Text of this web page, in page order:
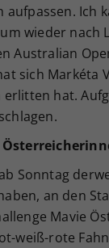
Ich
wieder nach
Australian
sich
hat.
Sonntag
an den
Mavie
weiß-rote